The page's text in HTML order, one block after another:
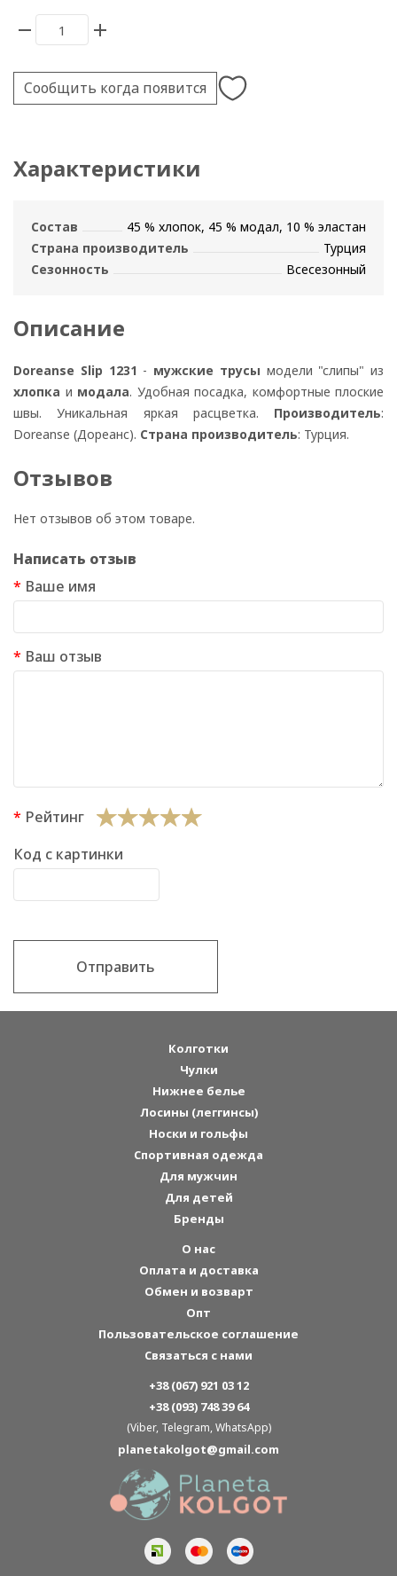
Сообщить когда появится
Характеристики
Состав
45 % хлопок, 45 % модал, 10 % эластан
Страна производитель
Турция
Сезонность
Всесезонный
Описание
Doreanse Slip 1231 - мужские трусы модели "слипы" из
хлопка и модала. Удобная посадка, комфортные плоские
швы. Уникальная яркая расцветка. Производитель:
Doreanse (Дореанс). Страна производитель: Турция.
Отзывов
Нет отзывов об этом товаре.
Написать отзыв
Ваше имя
Ваш отзыв
Рейтинг
Код с картинки
Отправить
Колготки
Чулки
Нижнее белье
Лосины (леггинсы)
Носки и гольфы
Спортивная одежда
Для мужчин
Для детей
Бренды
О нас
Оплата и доставка
Обмен и возварт
Опт
Пользовательское соглашение
Связаться с нами
+38 (067) 921 03 12
+38 (093) 748 39 64
(Viber, Telegram, WhatsApp)
planetakolgot@gmail.com